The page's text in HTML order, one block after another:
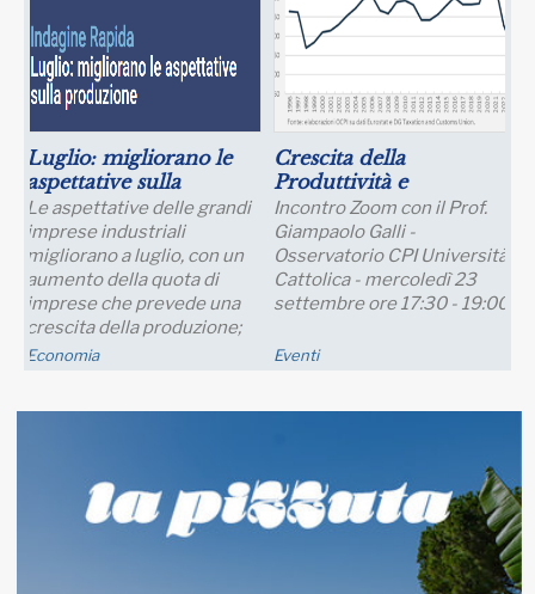
Luglio: migliorano le
aspettative sulla
produzione
Le aspettative delle grandi
imprese industriali
migliorano a luglio, con un
aumento della quota di
imprese che prevede una
crescita della produzione;
nei..
Economia
Crescita della
Produttività e
Prospettive Salariali
Incontro Zoom con il Prof.
Giampaolo Galli -
Osservatorio CPI Università
Cattolica - mercoledì 23
settembre ore 17:30 - 19:00
Eventi